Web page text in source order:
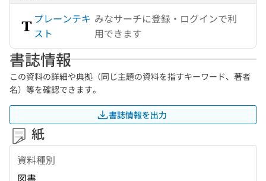
プレーンテキ
スト
みなサーチに登録・ログインで利
用できます
書誌情報
この資料の詳細や典拠（同じ主題の資料を指すキーワード、著者
名）等を確認できます。
書誌情報を出力
紙
資料種別
図書